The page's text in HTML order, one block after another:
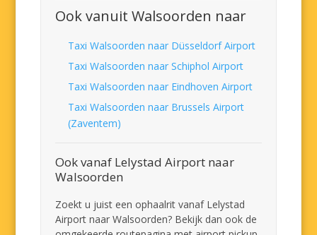
Ook vanuit Walsoorden naar
Taxi Walsoorden naar Düsseldorf Airport
Taxi Walsoorden naar Schiphol Airport
Taxi Walsoorden naar Eindhoven Airport
Taxi Walsoorden naar Brussels Airport
(Zaventem)
Ook vanaf Lelystad Airport naar
Walsoorden
Zoekt u juist een ophaalrit vanaf Lelystad
Airport naar Walsoorden? Bekijk dan ook de